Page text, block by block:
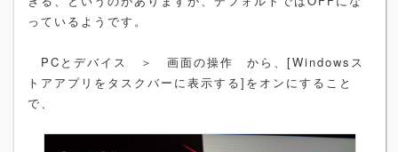
っているようです。
PCとデバイス ＞ 画面の操作 から、[Windowsス
トアアプリをタスクバーに表示する]をオンにすること
で、